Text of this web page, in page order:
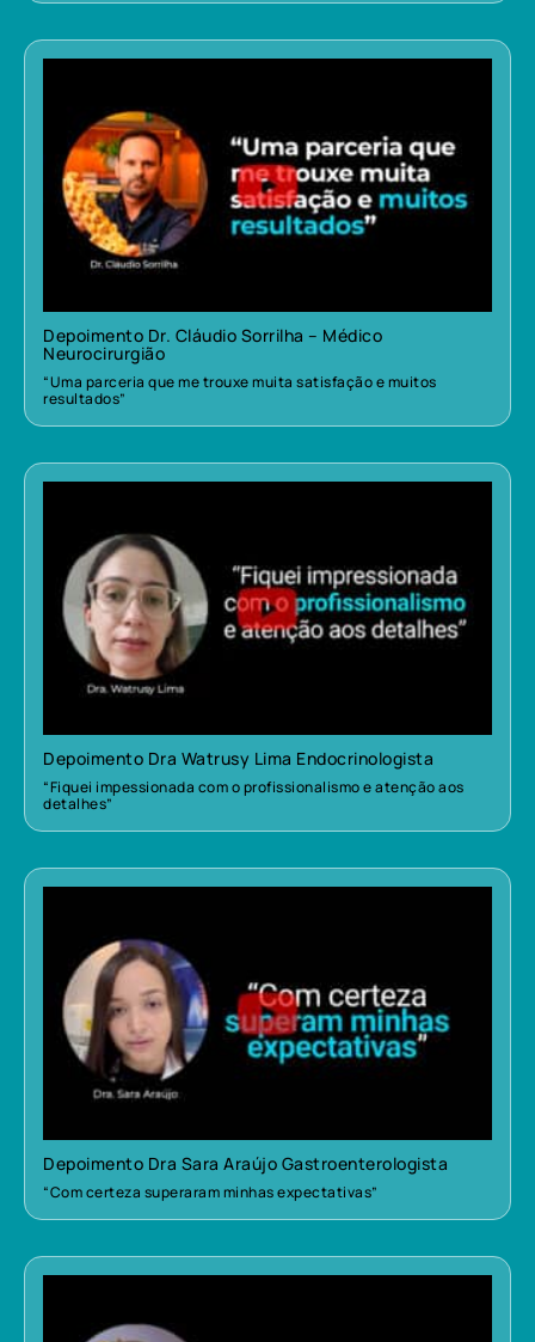
Depoimento Dr. Cláudio Sorrilha – Médico
Neurocirurgião
“Uma parceria que me trouxe muita satisfação e muitos
resultados”
Depoimento Dra Watrusy Lima Endocrinologista
“Fiquei impessionada com o profissionalismo e atenção aos
detalhes”
Depoimento Dra Sara Araújo Gastroenterologista
“Com certeza superaram minhas expectativas”